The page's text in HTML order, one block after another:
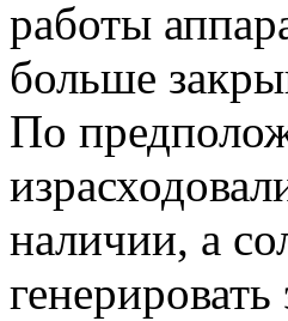
работы
больше
По
наличии, а